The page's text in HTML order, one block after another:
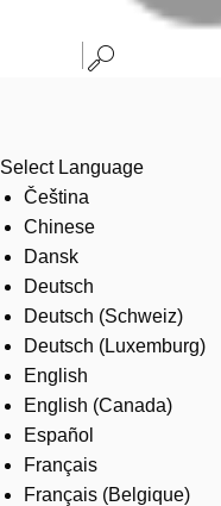
Select Language
Čeština
Chinese
Dansk
Deutsch
Deutsch (Schweiz)
Deutsch (Luxemburg)
English
English (Canada)
Español
Français
Français (Belgique)